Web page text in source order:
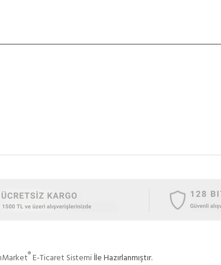
®E-Ticaret Sistemiİle Hazırlanmıştır.